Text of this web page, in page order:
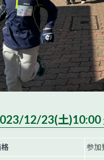
12/23(土)10:00
参加